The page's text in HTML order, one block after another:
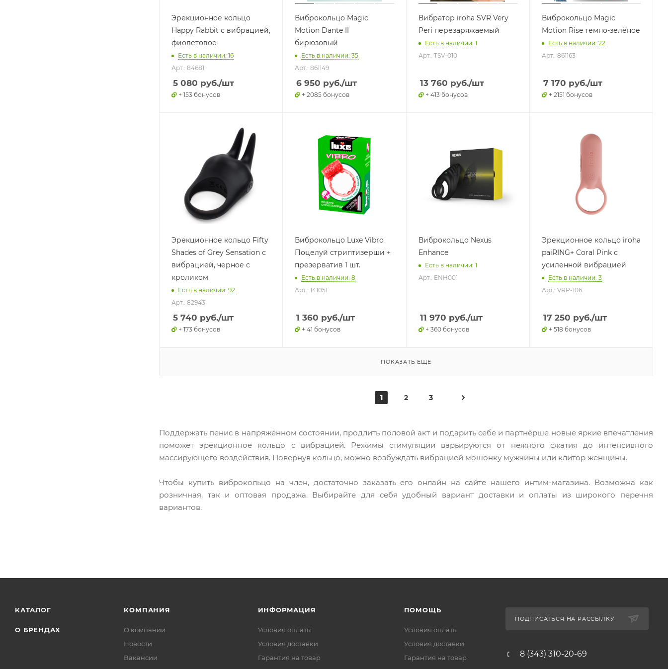
Эрекционное кольцо
Happy Rabbit с вибрацией,
фиолетовое
Есть в наличии: 16
Арт.: 84681
5 080 руб./шт
+ 153 бонусов
Виброкольцо Magic
Motion Dante II
бирюзовый
Есть в наличии: 35
Арт.: 861149
6 950 руб./шт
+ 2085 бонусов
Вибратор iroha SVR Very
Peri перезаряжаемый
Есть в наличии: 1
Арт.: TSV-010
13 760 руб./шт
+ 413 бонусов
Виброкольцо Magic
Motion Rise темно-зелёное
Есть в наличии: 22
Арт.: 861163
7 170 руб./шт
+ 2151 бонусов
Эрекционное кольцо Fifty
Shades of Grey Sensation с
вибрацией, черное с
кроликом
Есть в наличии: 92
Арт.: 82943
5 740 руб./шт
+ 173 бонусов
Виброкольцо Luxe Vibro
Поцелуй стриптизерши +
презерватив 1 шт.
Есть в наличии: 8
Арт.: 141051
1 360 руб./шт
+ 41 бонусов
Виброкольцо Nexus
Enhance
Есть в наличии: 1
Арт.: ENH001
11 970 руб./шт
+ 360 бонусов
Эрекционное кольцо iroha
paiRING+ Coral Pink с
усиленной вибрацией
Есть в наличии: 3
Арт.: VRP-106
17 250 руб./шт
+ 518 бонусов
ПОКАЗАТЬ ЕЩЕ
1 2 3
Поддержать пенис в напряжённом состоянии, продлить половой акт и подарить себе и партнёрше новые яркие впечатления
поможет эрекционное кольцо с вибрацией. Режимы стимуляции варьируются от нежного сжатия до интенсивного
массирующего воздействия. Повернув кольцо, можно возбуждать вибрацией мошонку мужчины или клитор женщины.
Чтобы купить виброкольцо на член, достаточно заказать его онлайн на сайте нашего интим-магазина. Возможна как
розничная, так и оптовая продажа. Выбирайте для себя удобный вариант доставки и оплаты из широкого перечня
вариантов.
КАТАЛОГ
О БРЕНДАХ
КОМПАНИЯ
О компании
Новости
Вакансии
ИНФОРМАЦИЯ
Условия оплаты
Условия доставки
Гарантия на товар
ПОМОЩЬ
Условия оплаты
Условия доставки
Гарантия на товар
ПОДПИСАТЬСЯ НА РАССЫЛКУ
8 (343) 310-20-69